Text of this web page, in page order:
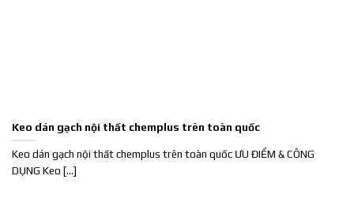
Keo dán gạch nội thất chemplus trên toàn quốc
Keo dán gạch nội thất chemplus trên toàn quốc ƯU ĐIỂM & CÔNG
DỤNG Keo [...]